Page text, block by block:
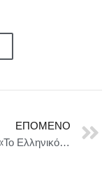
ΕΠΌΜΕΝΟ
Ημερίδα: «Το Ελληνικό Ελαιόλαδο σε Περιβάλλον ESG & Sustainability» + Απονομή Βραβείων